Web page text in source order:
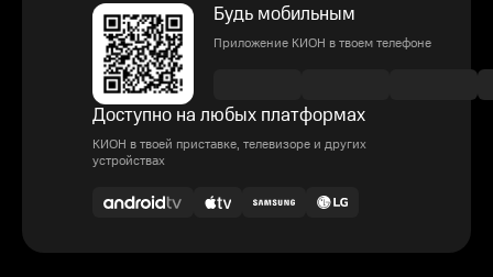
Будь мобильным
Приложение КИОН в твоем телефоне
Доступно на любых платформах
КИОН в твоей приставке, телевизоре и других
устройствах